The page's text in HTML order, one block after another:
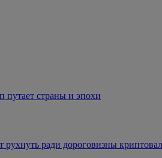
путает страны и эпохи
ради дороговизны